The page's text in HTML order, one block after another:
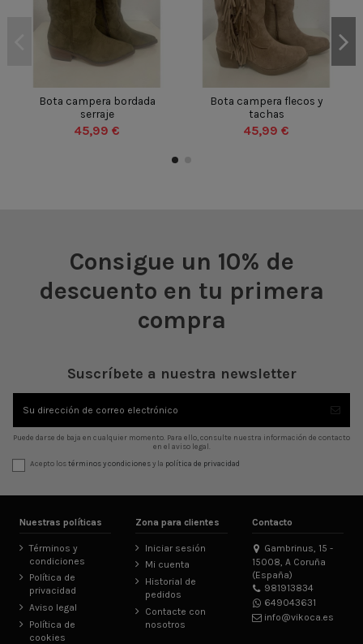
Bota campera bordada
serraje
45,99 €
VERDEBEIGE
35 36 37
38
41
Bota campera flecos y
tachas
45,99 €
35 36 37
38
41
Consigue un 10% de
descuento en tu primera
compra
Suscríbete a nuestra newsletter
Puede darse de baja en cualquier momento. Para ello, consulte nuestra información de contacto
en el aviso legal.
Acepto lostérminos y condicionesy la política de privacidad
Nuestras políticas
Términos y
condiciones
Política de
privacidad
Aviso legal
Política de
cookies
Zona para clientes
Iniciar sesión
Mi cuenta
Historial de
pedidos
Contacte con
nosotros
Contacto
Gambrinus, 15 -
15008, A Coruña
(España)
981913834
649043631
info@vikoca.es